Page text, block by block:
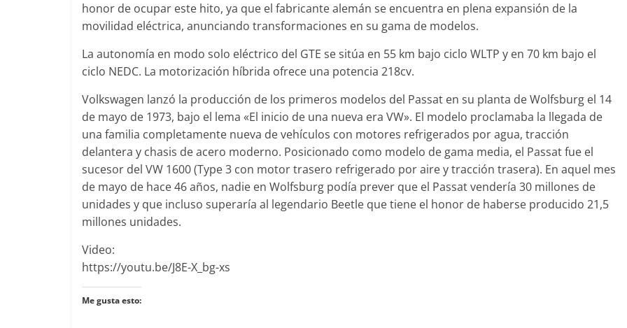
honor de ocupar este hito, ya que el fabricante alemán se encuentra en plena expansión de la
movilidad eléctrica, anunciando transformaciones en su gama de modelos.
La autonomía en modo solo eléctrico del GTE se sitúa en 55 km bajo ciclo WLTP y en 70 km bajo el
ciclo NEDC. La motorización híbrida ofrece una potencia 218cv.
Volkswagen lanzó la producción de los primeros modelos del Passat en su planta de Wolfsburg el 14
de mayo de 1973, bajo el lema «El inicio de una nueva era VW». El modelo proclamaba la llegada de
una familia completamente nueva de vehículos con motores refrigerados por agua, tracción
delantera y chasis de acero moderno. Posicionado como modelo de gama media, el Passat fue el
sucesor del VW 1600 (Type 3 con motor trasero refrigerado por aire y tracción trasera). En aquel mes
de mayo de hace 46 años, nadie en Wolfsburg podía prever que el Passat vendería 30 millones de
unidades y que incluso superaría al legendario Beetle que tiene el honor de haberse producido 21,5
millones unidades.
Video:
https://youtu.be/J8E-X_bg-xs
Me gusta esto:
Seguridad
Llamada a revisión en
Mercedes Clase A fabricados
entre 2017-2019
0
50 años del Mercedes-
seguridad
31 de mayo de 2022 mospotter84